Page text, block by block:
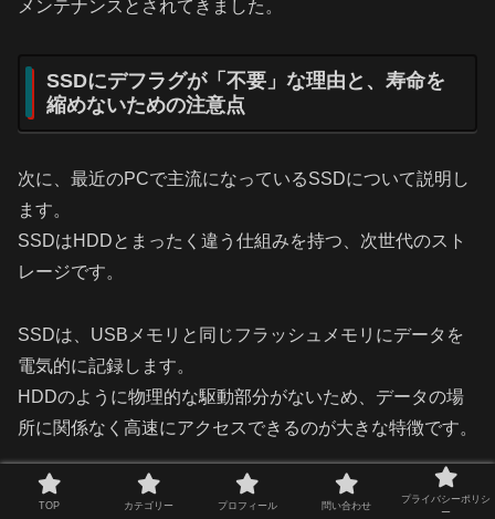
メンテナンスとされてきました。
SSDにデフラグが「不要」な理由と、寿命を
縮めないための注意点
次に、最近のPCで主流になっているSSDについて説明し
ます。
SSDはHDDとまったく違う仕組みを持つ、次世代のスト
レージです。
SSDは、USBメモリと同じフラッシュメモリにデータを
電気的に記録します。
HDDのように物理的な駆動部分がないため、データの場
所に関係なく高速にアクセスできるのが大きな特徴です。
そのため、ファイルが断片化していても、HDDのように
TOP カテゴリー プロフィール 問い合わせ
プライバシーポリシ
ー